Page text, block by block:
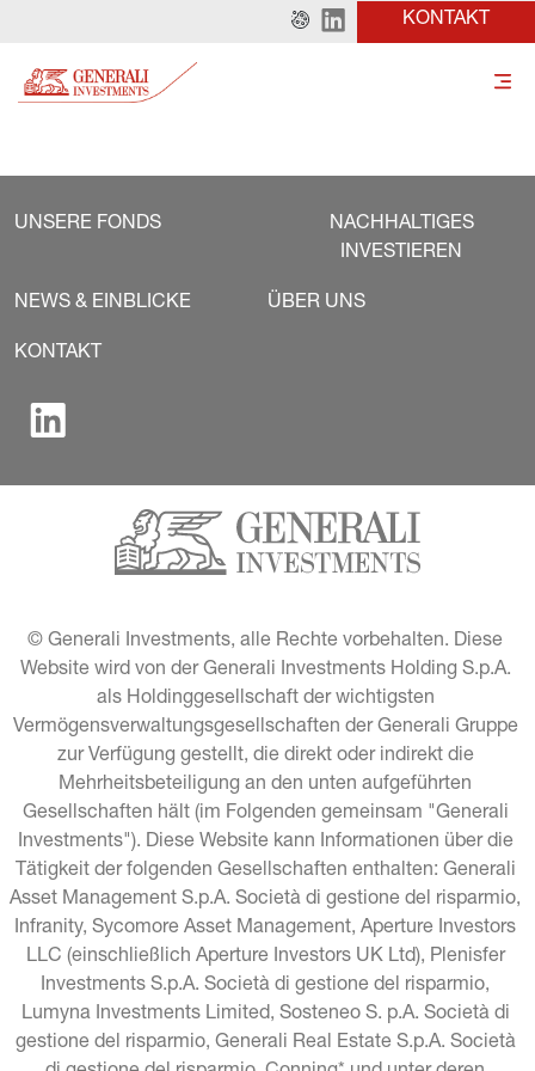
KONTAKT
UNSERE FONDS
NACHHALTIGES
INVESTIEREN
NEWS & EINBLICKE ÜBER UNS
KONTAKT
© Generali Investments, alle Rechte vorbehalten. Diese
Website wird von der Generali Investments Holding S.p.A.
als Holdinggesellschaft der wichtigsten
Vermögensverwaltungsgesellschaften der Generali Gruppe
zur Verfügung gestellt, die direkt oder indirekt die
Mehrheitsbeteiligung an den unten aufgeführten
Gesellschaften hält (im Folgenden gemeinsam "Generali
Investments"). Diese Website kann Informationen über die
Tätigkeit der folgenden Gesellschaften enthalten: Generali
Asset Management S.p.A. Società di gestione del risparmio,
Infranity, Sycomore Asset Management, Aperture Investors
LLC (einschließlich Aperture Investors UK Ltd), Plenisfer
Investments S.p.A. Società di gestione del risparmio,
Lumyna Investments Limited, Sosteneo S. p.A. Società di
gestione del risparmio, Generali Real Estate S.p.A. Società